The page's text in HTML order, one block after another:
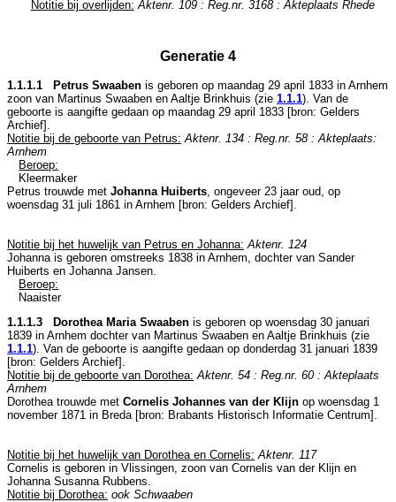
Notitie bij overlijden: Aktenr. 109 : Reg.nr. 3168 : Akteplaats Rhede
Generatie 4
1.1.1.1 Petrus Swaaben is geboren op maandag 29 april 1833 in Arnhem
zoon van Martinus Swaaben en Aaltje Brinkhuis (zie 1.1.1). Van de
geboorte is aangifte gedaan op maandag 29 april 1833 [bron: Gelders
Archief].
Notitie bij de geboorte van Petrus: Aktenr. 134 : Reg.nr. 58 : Akteplaats:
Arnhem
Beroep:
Kleermaker
Petrus trouwde met Johanna Huiberts , ongeveer 23 jaar oud, op
woensdag 31 juli 1861 in Arnhem [bron: Gelders Archief].
Notitie bij het huwelijk van Petrus en Johanna: Aktenr. 124
Johanna is geboren omstreeks 1838 in Arnhem , dochter van Sander
Huiberts en Johanna Jansen.
Beroep:
Naaister
1.1.1.3 Dorothea Maria Swaaben is geboren op woensdag 30 januari
1839 in Arnhem dochter van Martinus Swaaben en Aaltje Brinkhuis (zie
1.1.1). Van de geboorte is aangifte gedaan op donderdag 31 januari 1839
[bron: Gelders Archief].
Notitie bij de geboorte van Dorothea: Aktenr. 54 : Reg.nr. 60 : Akteplaats
Arnhem
Dorothea trouwde met Cornelis Johannes van der Klijn op woensdag 1
november 1871 in Breda [bron: Brabants Historisch Informatie Centrum].
Notitie bij het huwelijk van Dorothea en Cornelis: Aktenr. 117
Cornelis is geboren in Vlissingen , zoon van Cornelis van der Klijn en
Johanna Susanna Rubbens.
Notitie bij Dorothea: ook Schwaaben